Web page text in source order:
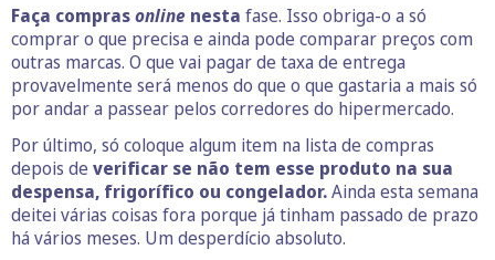
Faça comprasonline nesta fase. Isso obriga-o a só
comprar o que precisa e ainda pode comparar preços com
outras marcas. O que vai pagar de taxa de entrega
provavelmente será menos do que o que gastaria a mais só
por andar a passear pelos corredores do hipermercado.
Por último, só coloque algum item na lista de compras
depois de verificar se não tem esse produto na sua
despensa, frigorífico ou congelador.Ainda esta semana
deitei várias coisas fora porque já tinham passado de prazo
há vários meses. Um desperdício absoluto.